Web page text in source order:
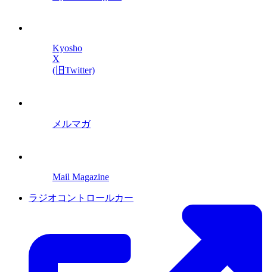
Kyosho
X
(旧Twitter)
メルマガ
Mail Magazine
ラジオコントロールカー